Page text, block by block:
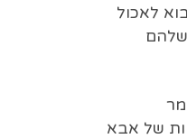
לאכול
שלהם
של אבא